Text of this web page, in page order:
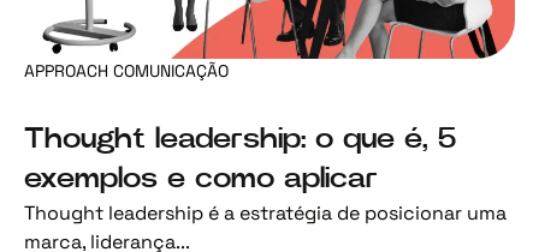
APPROACH COMUNICAÇÃO
Thought leadership: o que é, 5
exemplos e como aplicar
Thought leadership é a estratégia de posicionar uma
marca, liderança...